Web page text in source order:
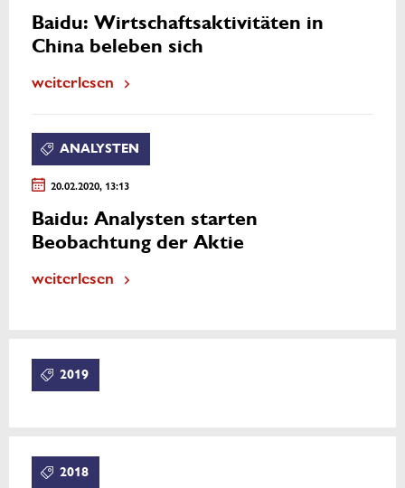
Baidu: Wirtschaftsaktivitäten in
China beleben sich
weiterlesen
ANALYSTEN
20.02.2020, 13:13
Baidu: Analysten starten
Beobachtung der Aktie
weiterlesen
2019
2018